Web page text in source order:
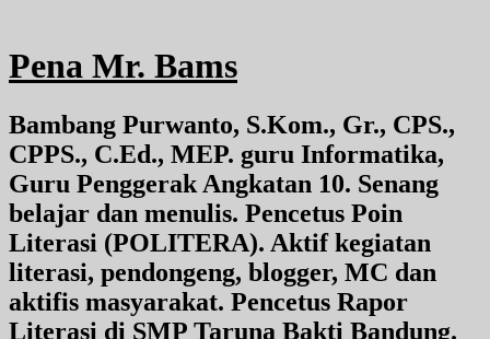
Pena Mr. Bams
Bambang Purwanto, S.Kom., Gr., CPS.,
CPPS., C.Ed., MEP. guru Informatika,
Guru Penggerak Angkatan 10. Senang
belajar dan menulis. Pencetus Poin
Literasi (POLITERA). Aktif kegiatan
literasi, pendongeng, blogger, MC dan
aktifis masyarakat. Pencetus Rapor
Literasi di SMP Taruna Bakti Bandung.